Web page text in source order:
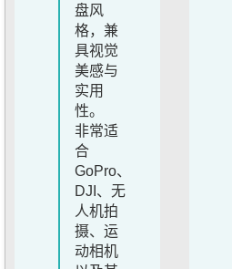
盘风
格，兼
具视觉
美感与
实用
性。
非常适
合
GoPro、
DJI、无
人机拍
摄、运
动相机